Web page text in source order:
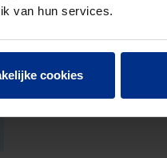
van hun services.
cookies